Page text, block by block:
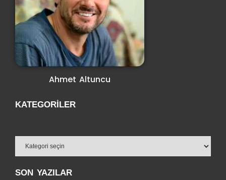
Ahmet Altuncu
KATEGORILER
SON YAZILAR